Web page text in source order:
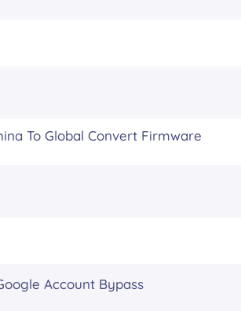
To Global Convert Firmware
Account Bypass